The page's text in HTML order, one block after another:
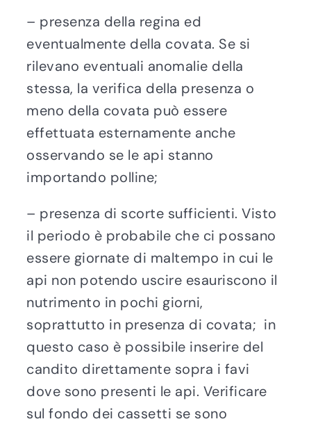
– presenza della regina ed
eventualmente della covata. Se si
rilevano eventuali anomalie della
stessa, la verifica della presenza o
meno della covata può essere
effettuata esternamente anche
osservando se le api stanno
importando polline;
– presenza di scorte sufficienti. Visto
il periodo è probabile che ci possano
essere giornate di maltempo in cui le
api non potendo uscire esauriscono il
nutrimento in pochi giorni,
soprattutto in presenza di covata; in
questo caso è possibile inserire del
candito direttamente sopra i favi
dove sono presenti le api. Verificare
sul fondo dei cassetti se sono